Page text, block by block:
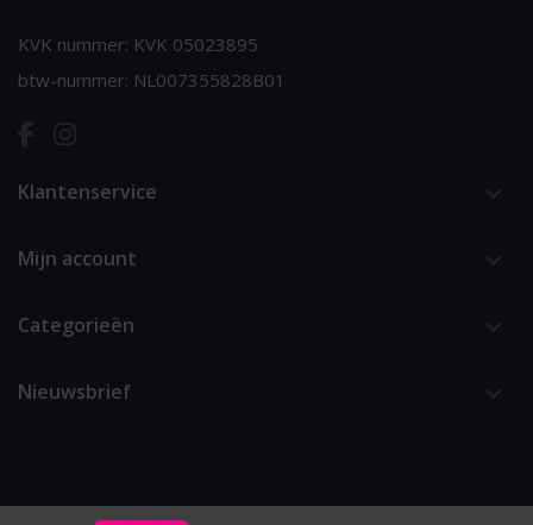
KVK nummer: KVK 05023895
btw-nummer: NL007355828B01
Klantenservice
Mijn account
Categorieën
Nieuwsbrief